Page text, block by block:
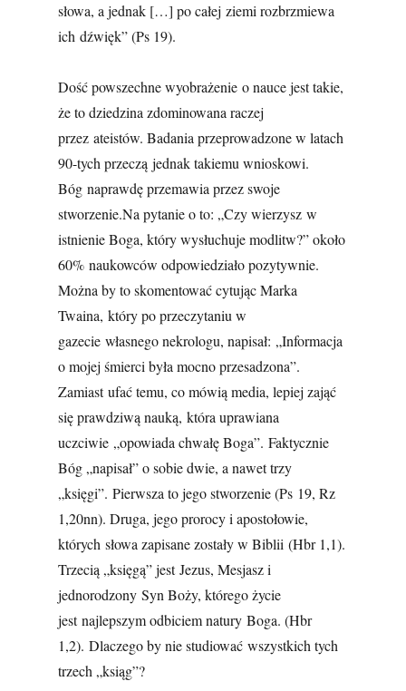
słowa, a jednak […] po całej ziemi rozbrzmiewa
ich dźwięk” (Ps 19).
Dość powszechne wyobrażenie o nauce jest takie,
że to dziedzina zdominowana raczej
przez ateistów. Badania przeprowadzone w latach
90-tych przeczą jednak takiemu wnioskowi.
Bóg naprawdę przemawia przez swoje
stworzenie.Na pytanie o to: „Czy wierzysz w
istnienie Boga, który wysłuchuje modlitw?” około
60% naukowców odpowiedziało pozytywnie.
Można by to skomentować cytując Marka
Twaina, który po przeczytaniu w
gazecie własnego nekrologu, napisał: „Informacja
o mojej śmierci była mocno przesadzona”.
Zamiast ufać temu, co mówią media, lepiej zająć
się prawdziwą nauką, która uprawiana
uczciwie „opowiada chwałę Boga”. Faktycznie
Bóg „napisał” o sobie dwie, a nawet trzy
„księgi”. Pierwsza to jego stworzenie (Ps 19, Rz
1,20nn). Druga, jego prorocy i apostołowie,
których słowa zapisane zostały w Biblii (Hbr 1,1).
Trzecią „księgą” jest Jezus, Mesjasz i
jednorodzony Syn Boży, którego życie
jest najlepszym odbiciem natury Boga. (Hbr
1,2). Dlaczego by nie studiować wszystkich tych
trzech „ksiąg”?